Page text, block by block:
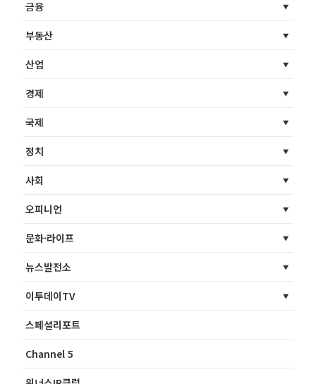
금융
부동산
산업
경제
국제
정치
사회
오피니언
문화·라이프
뉴스발전소
이투데이TV
스페셜리포트
Channel 5